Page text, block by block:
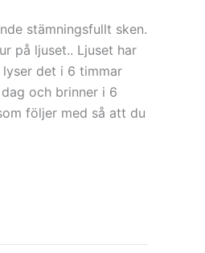
stämningsfullt sken.
på ljuset.. Ljuset har
det i 6 timmar
och brinner i 6
följer med så att du